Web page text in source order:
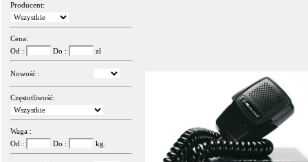
Producent:
Cena:
Od :
Do : zł
Nowość :
Częstotliwość:
Waga :
Od :
Do : kg.